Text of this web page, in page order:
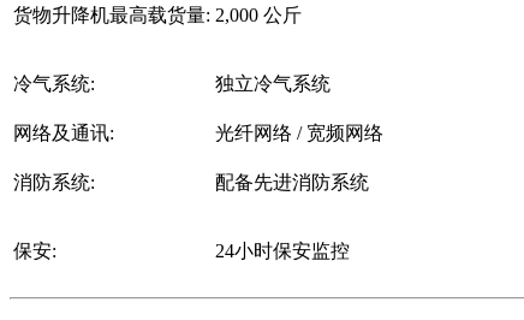
货物升降机最高载货量: 2,000 公斤
冷气系统: 独立冷气系统
网络及通讯: 光纤网络 / 宽频网络
消防系统: 配备先进消防系统
保安: 24小时保安监控